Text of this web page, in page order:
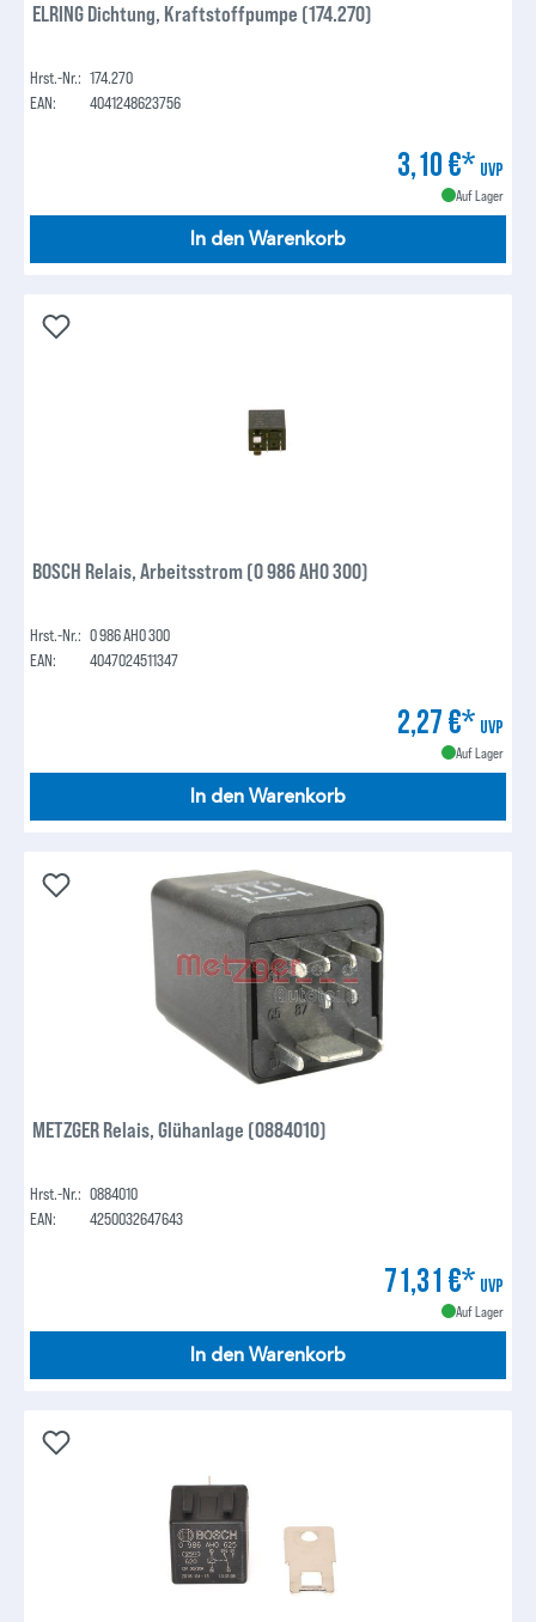
ELRING Dichtung, Kraftstoffpumpe (174.270)
Hrst.-Nr.: 174.270
EAN:
4041248623756
3,10 €* UVP
Auf Lager
In den Warenkorb
BOSCH Relais, Arbeitsstrom (0 986 AH0 300)
Hrst.-Nr.: 0 986 AH0 300
EAN:
4047024511347
2,27 €* UVP
Auf Lager
In den Warenkorb
METZGER Relais, Glühanlage (0884010)
Hrst.-Nr.: 0884010
EAN:
4250032647643
71,31 €* UVP
Auf Lager
In den Warenkorb